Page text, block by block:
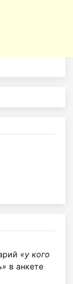
«у кого
в анкете